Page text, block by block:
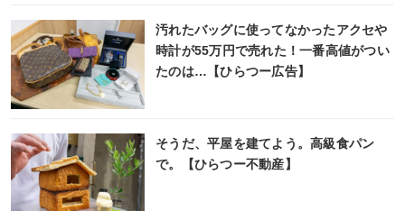
汚れたバッグに使ってなかったアクセや
時計が55万円で売れた！一番高値がつい
たのは…【ひらつー広告】
そうだ、平屋を建てよう。高級食パン
で。【ひらつー不動産】